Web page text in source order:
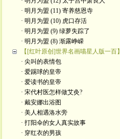
· 明月为盟 (11) 寄养慈恩寺
· 明月为盟 (10) 虎口存活
· 明月为盟 (9) 绿萝失踪了
· 明月为盟 (8) 渐露峥嵘
【[红叶原创]世界名画喵星人版一百】
· 尖叫的表情包
· 爱踢球的皇帝
· 爱读书的皇帝
· ​宋代村医怎样做艾灸?
· 戴安娜出浴图
· 美人相遇洛水旁
· 打阳伞的女人真实故事
· 穿红衣的男孩